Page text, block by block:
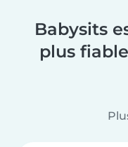
Babysits
plus